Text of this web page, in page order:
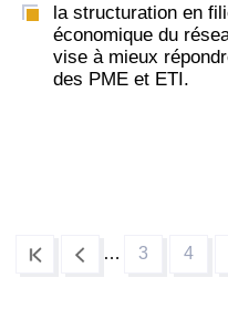
la structuration en
économique du
vise à mieux
des PME et ETI.
Pagination
… Page
3 Page
4